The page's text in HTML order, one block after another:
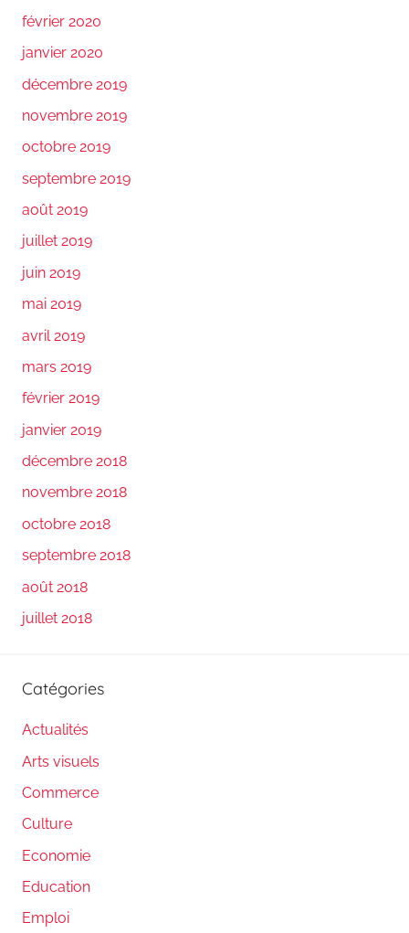
février 2020
janvier 2020
décembre 2019
novembre 2019
octobre 2019
septembre 2019
août 2019
juillet 2019
juin 2019
mai 2019
avril 2019
mars 2019
février 2019
janvier 2019
décembre 2018
novembre 2018
octobre 2018
septembre 2018
août 2018
juillet 2018
Catégories
Actualités
Arts visuels
Commerce
Culture
Economie
Education
Emploi